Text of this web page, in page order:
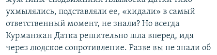
ухмылялись, подставляли ее, «кидали» в самый
ответственный момент, не знали? Но всегда
Курманжан Датка решительно шла вперед, идя
через людское сопротивление. Разве вы не знали об